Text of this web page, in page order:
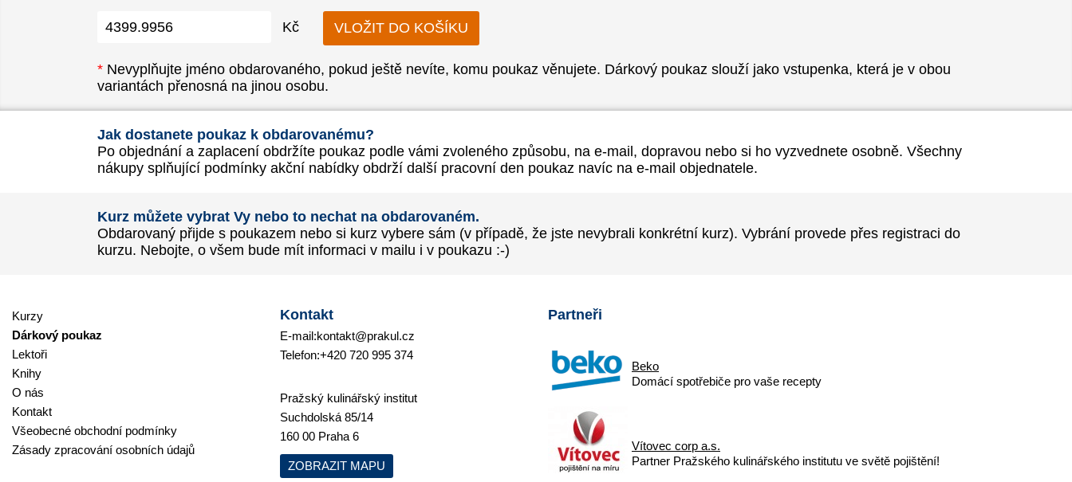
Kč
* Nevyplňujte jméno obdarovaného, pokud ještě nevíte, komu poukaz věnujete. Dárkový poukaz slouží jako vstupenka, která je v obou
variantách přenosná na jinou osobu.
Jak dostanete poukaz k obdarovanému?
Po objednání a zaplacení obdržíte poukaz podle vámi zvoleného způsobu, na e-mail, dopravou nebo si ho vyzvednete osobně. Všechny
nákupy splňující podmínky akční nabídky obdrží další pracovní den poukaz navíc na e-mail objednatele.
Kurz můžete vybrat Vy nebo to nechat na obdarovaném.
Obdarovaný přijde s poukazem nebo si kurz vybere sám (v případě, že jste nevybrali konkrétní kurz). Vybrání provede přes registraci do
kurzu. Nebojte, o všem bude mít informaci v mailu i v poukazu :-)
Kurzy
Dárkový poukaz
Lektoři
Knihy
O nás
Kontakt
Všeobecné obchodní podmínky
Zásady zpracování osobních údajů
Kontakt
E-mail:kontakt@prakul.cz
Telefon:+420 720 995 374
Pražský kulinářský institut
Suchdolská 85/14
160 00 Praha 6
ZOBRAZIT MAPU
Partneři
Beko
Domácí spotřebiče pro vaše recepty
Vítovec corp a.s.
Partner Pražského kulinářského institutu ve světě pojištění!